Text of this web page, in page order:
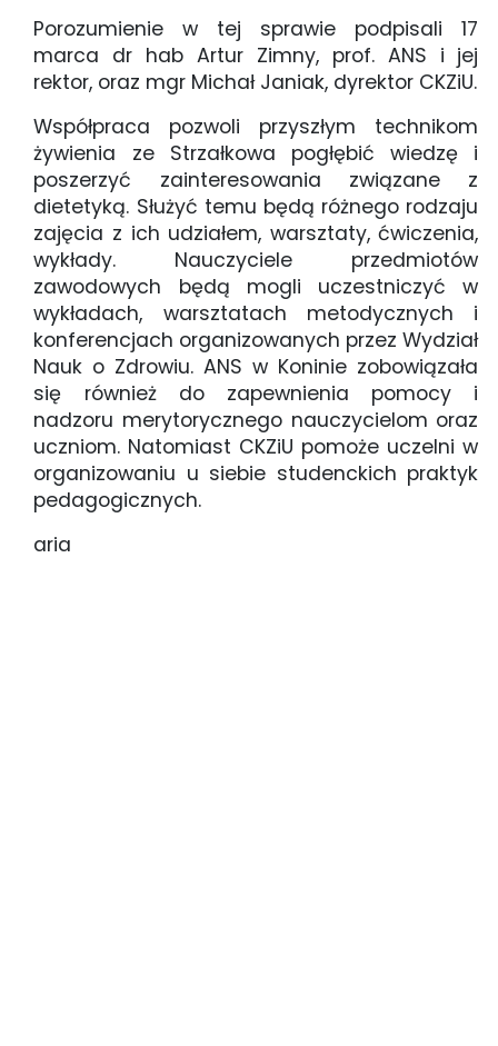
Porozumienie w tej sprawie podpisali 17
marca dr hab Artur Zimny, prof. ANS i jej
rektor, oraz mgr Michał Janiak, dyrektor CKZiU.
Współpraca pozwoli przyszłym technikom
żywienia ze Strzałkowa pogłębić wiedzę i
poszerzyć zainteresowania związane z
dietetyką. Służyć temu będą różnego rodzaju
zajęcia z ich udziałem, warsztaty, ćwiczenia,
wykłady. Nauczyciele przedmiotów
zawodowych będą mogli uczestniczyć w
wykładach, warsztatach metodycznych i
konferencjach organizowanych przez Wydział
Nauk o Zdrowiu. ANS w Koninie zobowiązała
się również do zapewnienia pomocy i
nadzoru merytorycznego nauczycielom oraz
uczniom. Natomiast CKZiU pomoże uczelni w
organizowaniu u siebie studenckich praktyk
pedagogicznych.
aria